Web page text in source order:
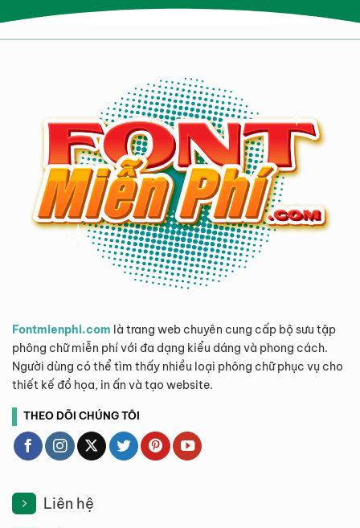
Fontmienphi.com là trang web chuyên cung cấp bộ sưu tập
phông chữ miễn phí với đa dạng kiểu dáng và phong cách.
Người dùng có thể tìm thấy nhiều loại phông chữ phục vụ cho
thiết kế đồ họa, in ấn và tạo website.
THEO DÕI CHÚNG TÔI
Liên hệ